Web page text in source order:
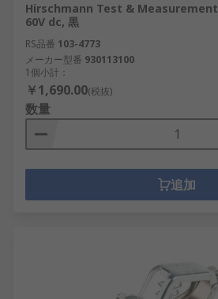
Hirschmann Test & Measurement
60V dc, 黒
RS品番 103-4773
メーカー型番 930113100
1個小計：
￥1,690.00(税抜)
数量
追加